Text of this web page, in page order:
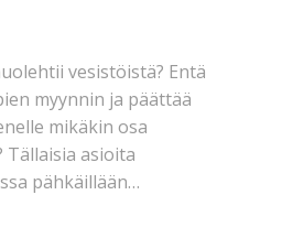
vesistöistä? Entä
myynnin ja päättää
mikäkin osa
Tällaisia asioita
pähkäillään…